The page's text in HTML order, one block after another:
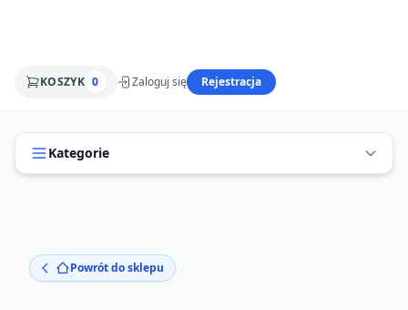
KOSZYK 0 Zaloguj się Rejestracja
Kategorie
Powrót do sklepu